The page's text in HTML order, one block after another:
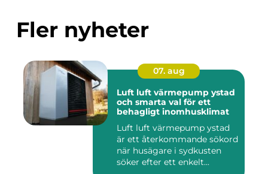
Fler nyheter
07. aug
Luft luft värmepump ystad
och smarta val för ett
behagligt inomhusklimat
Luft luft värmepump ystad
är ett återkommande sökord
när husägare i sydkusten
söker efter ett enkelt...